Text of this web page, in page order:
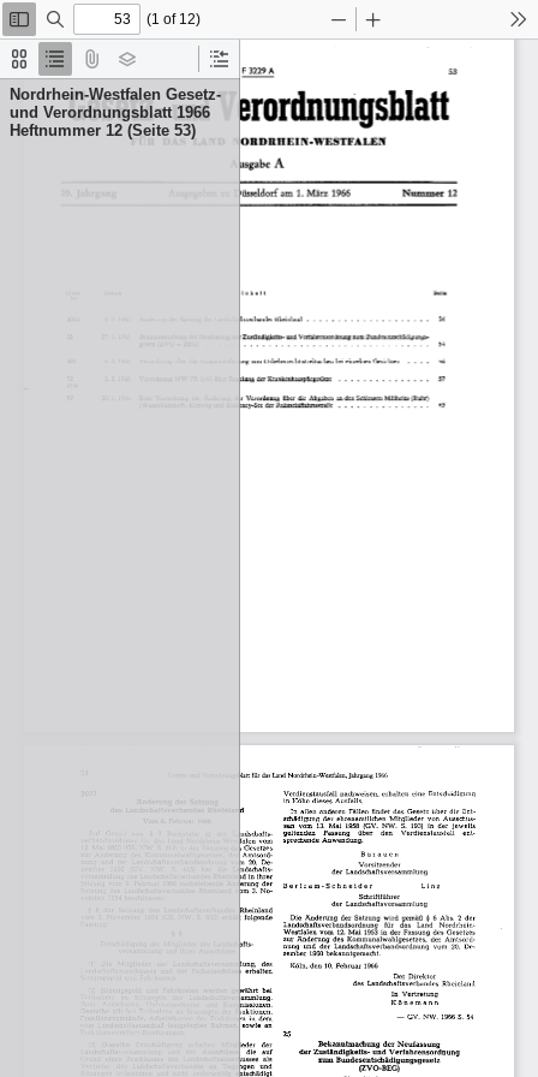
Thumbnails
Document
Outline
Attachments
Layers
Current
Item
Nordrhein-Westfalen Gesetz-
und Verordnungsblatt 1966
Heftnummer 12 (Seite 53)
Toggle
Sidebar
Find
(1 of 12)
Zoom